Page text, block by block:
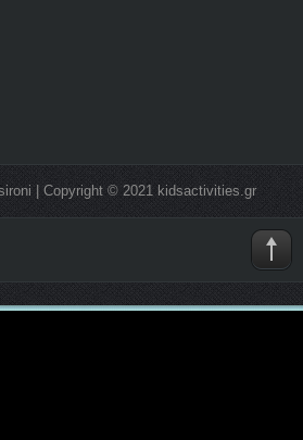
| Copyright © 2021 kidsactivities.gr